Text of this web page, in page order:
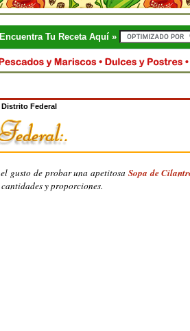
Encuentra Tu Receta Aquí »
Federal
gusto de probar una apetitosa Sopa de
y proporciones.